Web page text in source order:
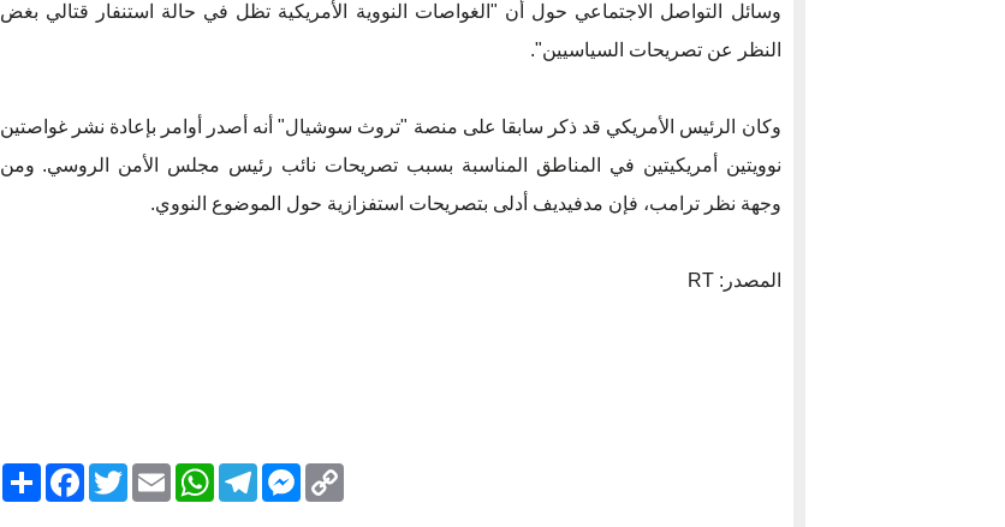
وسائل التواصل الاجتماعي حول أن "الغواصات النووية الأمريكية تظل في حالة استنفار قتالي بغض
النظر عن تصريحات السياسيين".
وكان الرئيس الأمريكي قد ذكر سابقا على منصة "تروث سوشيال" أنه أصدر أوامر بإعادة نشر غواصتين
نوويتين أمريكيتين في المناطق المناسبة بسبب تصريحات نائب رئيس مجلس الأمن الروسي. ومن
وجهة نظر ترامب، فإن مدفيديف أدلى بتصريحات استفزازية حول الموضوع النووي.
المصدر: RT
انشر
FacebookTwitterEmail
WhatsAppTelegram
MessengerCopy
Link